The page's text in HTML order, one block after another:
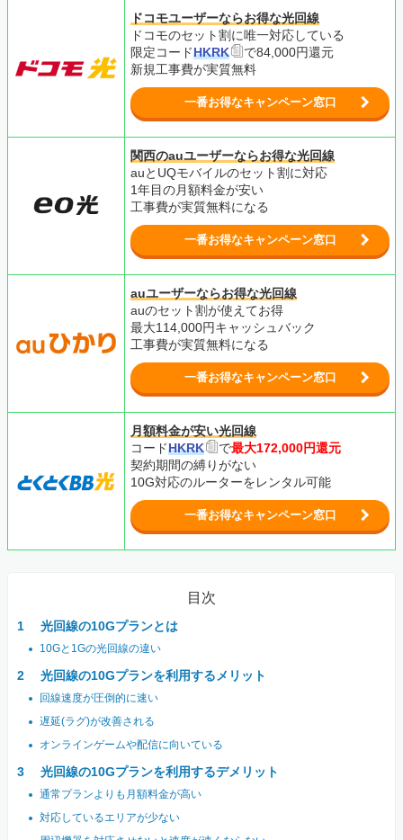
ドコモユーザーならお得な光回線
ドコモのセット割に唯一対応している
限定コードHKRK
で84,000円還元
新規工事費が実質無料
一番お得なキャンペーン窓口
関西のauユーザーならお得な光回線
auとUQモバイルのセット割に対応
1年目の月額料金が安い
工事費が実質無料になる
一番お得なキャンペーン窓口
auユーザーならお得な光回線
auのセット割が使えてお得
最大114,000円キャッシュバック
工事費が実質無料になる
一番お得なキャンペーン窓口
月額料金が安い光回線
コードHKRK で最大172,000円還元
契約期間の縛りがない
10G対応のルーターをレンタル可能
一番お得なキャンペーン窓口
目次
光回線の10Gプランとは
10Gと1Gの光回線の違い
光回線の10Gプランを利用するメリット
回線速度が圧倒的に速い
遅延(ラグ)が改善される
オンラインゲームや配信に向いている
光回線の10Gプランを利用するデメリット
通常プランよりも月額料金が高い
対応しているエリアが少ない